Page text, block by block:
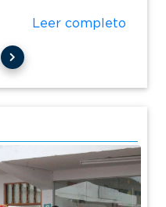
Leer completo